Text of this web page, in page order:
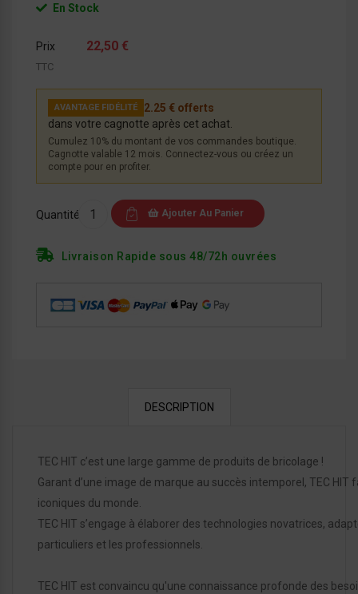
En Stock
Prix 22,50 €
TTC
AVANTAGE FIDÉLITÉ
2.25 € offerts
dans votre cagnotte après cet achat.
Cumulez 10% du montant de vos commandes boutique.
Cagnotte valable 12 mois. Connectez-vous ou créez un
compte pour en profiter.
Quantité Ajouter Au Panier
Livraison Rapide sous 48/72h ouvrées
DESCRIPTION
TEC HIT c’est une large gamme de produits de bricolage !
Garant d’une image de marque au succès intemporel, TEC
iconiques du monde.
TEC HIT s’engage à élaborer des technologies novatrices,
particuliers et les professionnels.
TEC HIT est convaincu qu'une connaissance profonde des